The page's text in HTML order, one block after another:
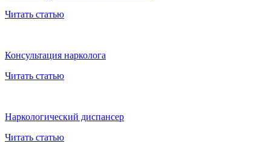
Читать статью
Консультация нарколога
Читать статью
Наркологический диспансер
Читать статью